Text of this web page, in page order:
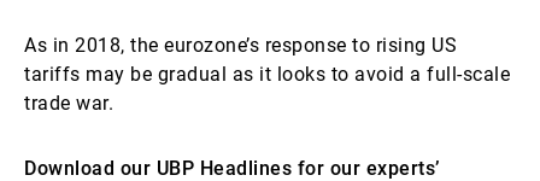
As in 2018, the eurozone’s response to rising US
tariffs may be gradual as it looks to avoid a full-scale
trade war.
Download our UBP Headlines for our experts’